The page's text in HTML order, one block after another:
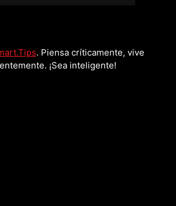
. Piensa críticamente, vive
¡Sea inteligente!